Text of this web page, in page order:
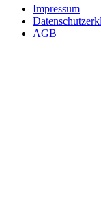
Impressum
AGB